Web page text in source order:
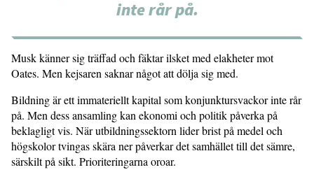
inte rår på.
Musk känner sig träffad och fäktar ilsket med elakheter mot
Oates. Men kejsaren saknar något att dölja sig med.
Bildning är ett immateriellt kapital som konjunktursvackor inte rår
på. Men dess ansamling kan ekonomi och politik påverka på
beklagligt vis. När utbildningssektorn lider brist på medel och
högskolor tvingas skära ner påverkar det samhället till det sämre,
särskilt på sikt. Prioriteringarna oroar.